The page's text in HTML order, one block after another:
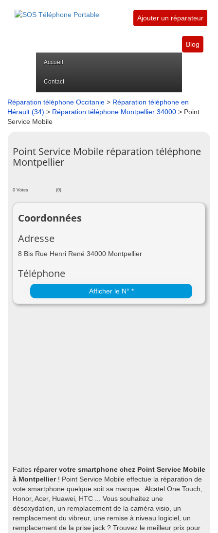
Ajouter un réparateur
Blog
Accueil
Contact
Réparation téléphone Occitanie > Réparation téléphone en
Hérault (34) > Réparation téléphone Montpellier 34000 > Point
Service Mobile
Point Service Mobile réparation téléphone
Montpellier
0 Votes (0)
Coordonnées
Adresse
8 Bis Rue Henri René 34000 Montpellier
Téléphone
Afficher le N° *
Faites réparer votre smartphone chez Point Service Mobile
à Montpellier! Point Service Mobile effectue la réparation de
vote smartphone quelque soit sa marque : Alcatel One Touch,
Honor, Acer, Huawei, HTC ... Vous souhaitez une
désoxydation, un remplacement de la caméra visio, un
remplacement du vibreur, une remise à niveau logiciel, un
remplacement de la prise jack ? Trouvez le meilleur prix pour